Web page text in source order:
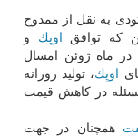
به نقل از ممدوح
كه توافق
اوپك و
ماه ژوئن امسال
اوپك، تولید روزانه
همچنان در جهت